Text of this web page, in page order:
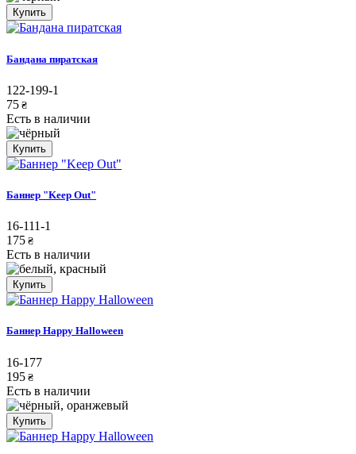
Купить
Бандана пиратская
122-199-1
75 ₴
Есть в наличии
Купить
Баннер "Keep Out"
16-111-1
175 ₴
Есть в наличии
Купить
Баннер Happy Halloween
16-177
195 ₴
Есть в наличии
Купить